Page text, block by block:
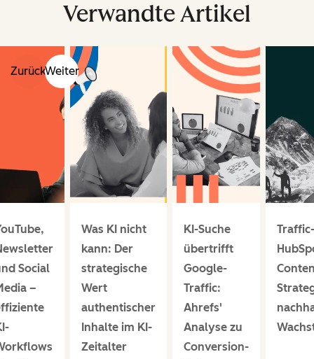
Verwandte Artikel
ZurückWeiter
Social
–
Was KI nicht
kann: Der
strategische
Wert
authentischer
Inhalte im KI-
Zeitalter
KI-Suche
übertrifft
Google-
Traffic:
Ahrefs'
Analyse zu
Conversion-